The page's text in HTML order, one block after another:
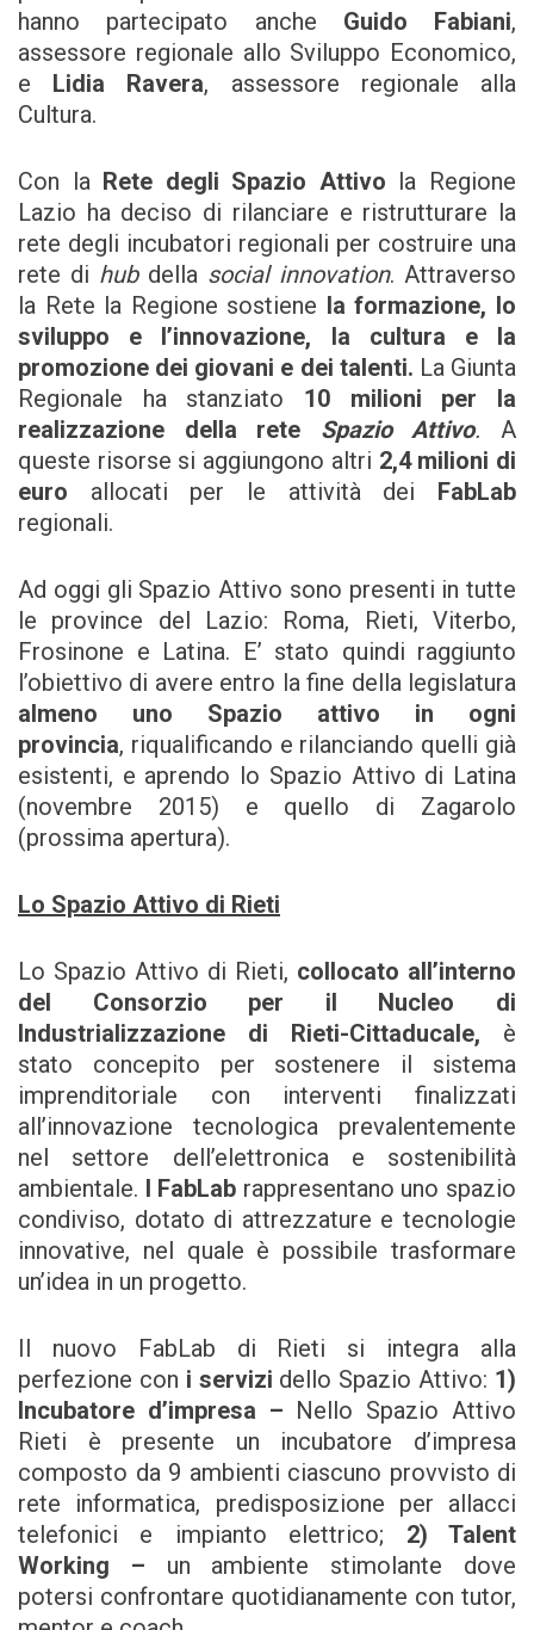
hanno partecipato anche Guido Fabiani,
assessore regionale allo Sviluppo Economico,
e Lidia Ravera, assessore regionale alla
Cultura.
Con la Rete degli Spazio Attivo la Regione
Lazio ha deciso di rilanciare e ristrutturare la
rete degli incubatori regionali per costruire una
rete di hubdella social innovation. Attraverso
la Rete la Regione sostiene la formazione, lo
sviluppo e l’innovazione, la cultura e la
promozione dei giovani e dei talenti. La Giunta
Regionale ha stanziato 10 milioni per la
realizzazione della rete Spazio Attivo.A
queste risorse si aggiungono altri 2,4 milioni di
euro allocati per le attività dei FabLab
regionali.
Ad oggi gli Spazio Attivo sono presenti in tutte
le province del Lazio: Roma, Rieti, Viterbo,
Frosinone e Latina. E’ stato quindi raggiunto
l’obiettivo di avere entro la fine della legislatura
almeno uno Spazio attivo in ogni
provincia, riqualificando e rilanciando quelli già
esistenti, e aprendo lo Spazio Attivo di Latina
(novembre 2015) e quello di Zagarolo
(prossima apertura).
Lo Spazio Attivo di Rieti
Lo Spazio Attivo di Rieti, collocato all’interno
del Consorzio per il Nucleo di
Industrializzazione di Rieti-Cittaducale, è
stato concepito per sostenere il sistema
imprenditoriale con interventi finalizzati
all’innovazione tecnologica prevalentemente
nel settore dell’elettronica e sostenibilità
ambientale. I FabLab rappresentano uno spazio
condiviso, dotato di attrezzature e tecnologie
innovative, nel quale è possibile trasformare
un’idea in un progetto.
Il nuovo FabLab di Rieti si integra alla
perfezione con i servizi dello Spazio Attivo: 1)
Incubatore d’impresa – Nello Spazio Attivo
Rieti è presente un incubatore d’impresa
composto da 9 ambienti ciascuno provvisto di
rete informatica, predisposizione per allacci
telefonici e impianto elettrico; 2) Talent
Working – un ambiente stimolante dove
potersi confrontare quotidianamente con tutor,